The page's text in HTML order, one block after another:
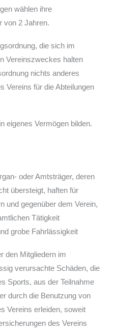
wählen ihre
von 2 Jahren.
die sich im
Vereinszweckes halten
nichts anderes
Vereins für die Abteilungen
eigenes Vermögen bilden.
oder Amtsträger, deren
übersteigt, haften für
und gegenüber dem Verein,
Tätigkeit
grobe Fahrlässigkeit
den Mitgliedern im
verursachte Schäden, die
Sports, aus der Teilnahme
durch die Benutzung von
Vereins erleiden, soweit
des Vereins